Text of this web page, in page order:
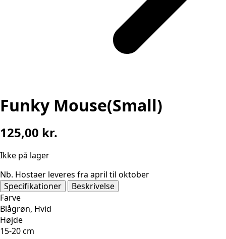
Funky Mouse(Small)
125,00 kr.
Ikke på lager
Nb. Hostaer leveres fra april til oktober
Specifikationer
Beskrivelse
Farve
Blågrøn, Hvid
Højde
15-20 cm